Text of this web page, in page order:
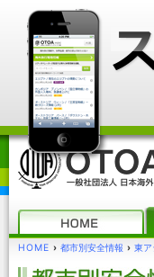
HOME › 都市別安全情報 › 東ア